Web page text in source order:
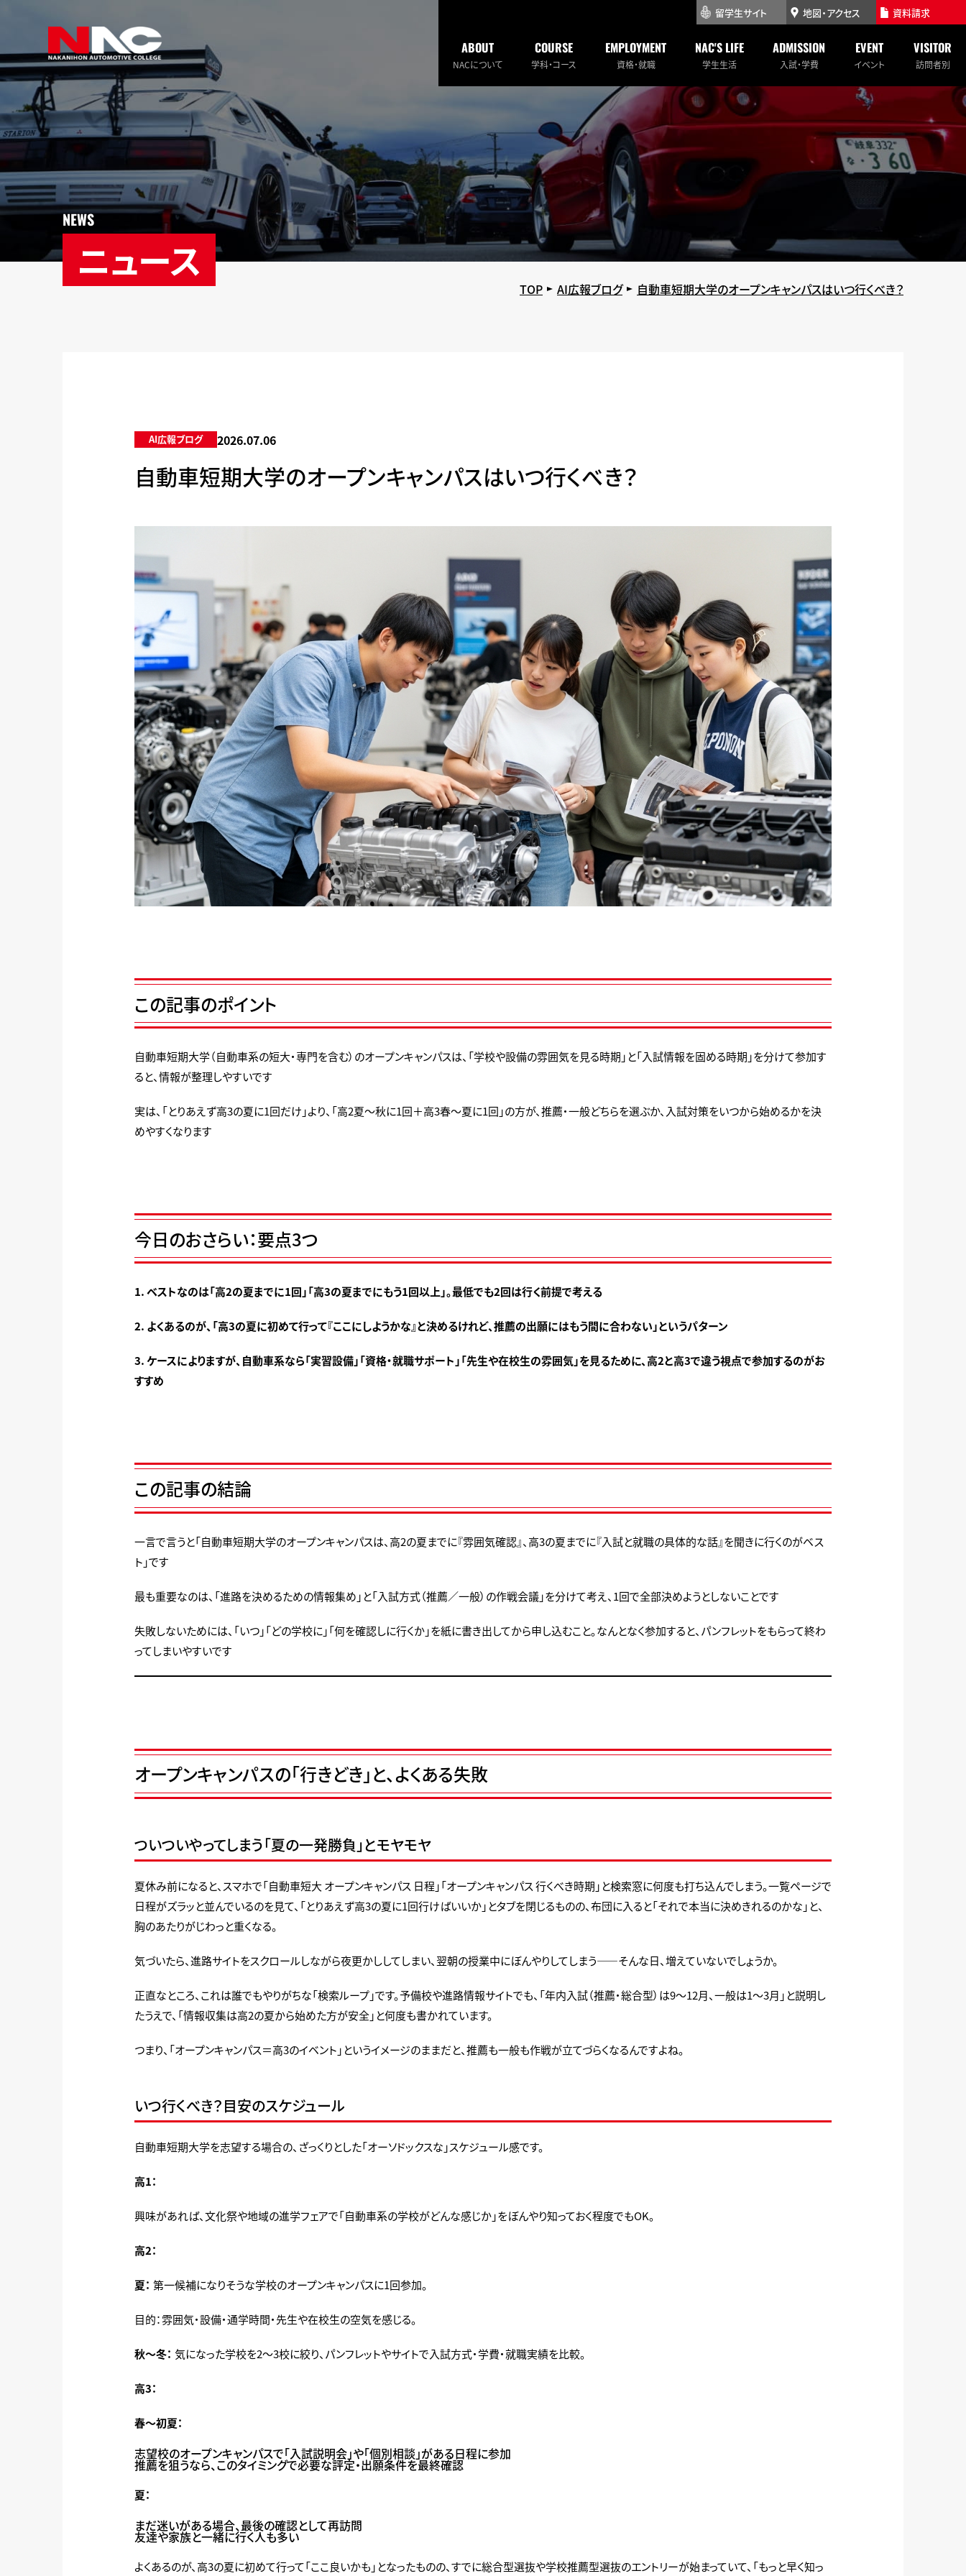
留学生サイト 地図・アクセス 資料請求
ABOUT
NACについて
COURSE
学科・コース
EMPLOYMENT
資格・就職
NAC'S LIFE
学生生活
ADMISSION
入試・学費
EVENT
イベント
VISITOR
訪問者別
NEWS
ニュース
TOP AI広報ブログ 自動車短期大学のオープンキャンパスはいつ行くべき？
AI広報ブログ 2026.07.06
自動車短期大学のオープンキャンパスはいつ行くべき？
この記事のポイント
自動車短期大学（自動車系の短大・専門を含む）のオープンキャンパスは、「学校や設備の雰囲気を見る時期」と「入試情報を固める時期」を分けて参加す
ると、情報が整理しやすいです
実は、「とりあえず高3の夏に1回だけ」より、「高2夏～秋に1回＋高3春～夏に1回」の方が、推薦・一般どちらを選ぶか、入試対策をいつから始めるかを決
めやすくなります
今日のおさらい：要点3つ
1. ベストなのは「高2の夏までに1回」「高3の夏までにもう1回以上」。最低でも2回は行く前提で考える
2. よくあるのが、「高3の夏に初めて行って『ここにしようかな』と決めるけれど、推薦の出願にはもう間に合わない」というパターン
3. ケースによりますが、自動車系なら「実習設備」「資格・就職サポート」「先生や在校生の雰囲気」を見るために、高2と高3で違う視点で参加するのがお
すすめ
この記事の結論
一言で言うと「自動車短期大学のオープンキャンパスは、高2の夏までに『雰囲気確認』、高3の夏までに『入試と就職の具体的な話』を聞きに行くのがベス
ト」です
最も重要なのは、「進路を決めるための情報集め」と「入試方式（推薦／一般）の作戦会議」を分けて考え、1回で全部決めようとしないことです
失敗しないためには、「いつ」「どの学校に」「何を確認しに行くか」を紙に書き出してから申し込むこと。なんとなく参加すると、パンフレットをもらって終わ
ってしまいやすいです
オープンキャンパスの「行きどき」と、よくある失敗
ついついやってしまう「夏の一発勝負」とモヤモヤ
夏休み前になると、スマホで「自動車短大 オープンキャンパス 日程」「オープンキャンパス 行くべき時期」と検索窓に何度も打ち込んでしまう。一覧ページで
日程がズラッと並んでいるのを見て、「とりあえず高3の夏に1回行けばいいか」とタブを閉じるものの、布団に入ると「それで本当に決めきれるのかな」と、
胸のあたりがじわっと重くなる。
気づいたら、進路サイトをスクロールしながら夜更かししてしまい、翌朝の授業中にぼんやりしてしまう——そんな日、増えていないでしょうか。
正直なところ、これは誰でもやりがちな「検索ループ」です。予備校や進路情報サイトでも、「年内入試（推薦・総合型）は9～12月、一般は1～3月」と説明し
たうえで、「情報収集は高2の夏から始めた方が安全」と何度も書かれています。
つまり、「オープンキャンパス＝高3のイベント」というイメージのままだと、推薦も一般も作戦が立てづらくなるんですよね。
いつ行くべき？目安のスケジュール
自動車短期大学を志望する場合の、ざっくりとした「オーソドックスな」スケジュール感です。
高1：
興味があれば、文化祭や地域の進学フェアで「自動車系の学校がどんな感じか」をぼんやり知っておく程度でもOK。
高2：
夏： 第一候補になりそうな学校のオープンキャンパスに1回参加。
目的：雰囲気・設備・通学時間・先生や在校生の空気を感じる。
秋～冬： 気になった学校を2～3校に絞り、パンフレットやサイトで入試方式・学費・就職実績を比較。
高3：
春～初夏：
志望校のオープンキャンパスで「入試説明会」や「個別相談」がある日程に参加
推薦を狙うなら、このタイミングで必要な評定・出願条件を最終確認
夏：
まだ迷いがある場合、最後の確認として再訪問
友達や家族と一緒に行く人も多い
よくあるのが、高3の夏に初めて行って「ここ良いかも」となったものの、すでに総合型選抜や学校推薦型選抜のエントリーが始まっていて、「もっと早く知っ